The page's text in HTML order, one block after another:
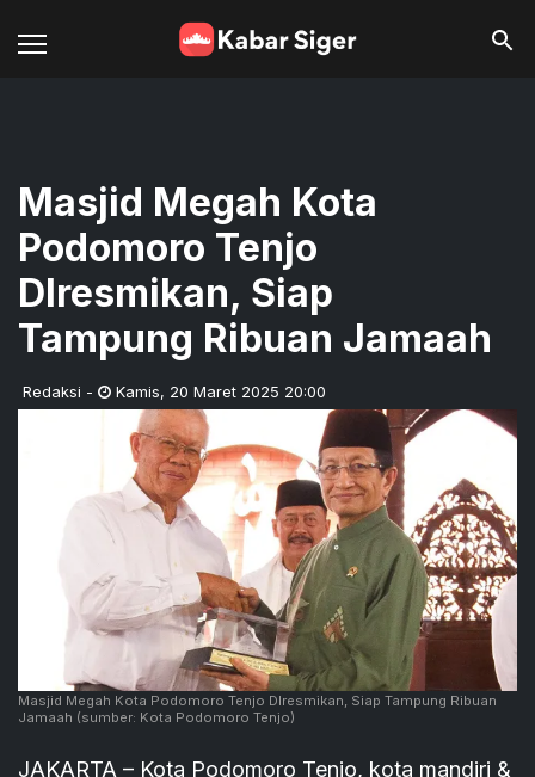
Masjid Megah Kota
Podomoro Tenjo
DIresmikan, Siap
Tampung Ribuan Jamaah
Redaksi - Kamis, 20 Maret 2025 20:00
Masjid Megah Kota Podomoro Tenjo DIresmikan, Siap Tampung Ribuan
Jamaah (sumber: Kota Podomoro Tenjo)
JAKARTA – Kota Podomoro Tenjo, kota mandiri &